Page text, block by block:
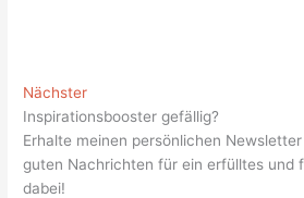
Nächster
Inspirationsbooster gefällig?
Erhalte meinen persönlichen
guten Nachrichten für ein erfülltes und
dabei!